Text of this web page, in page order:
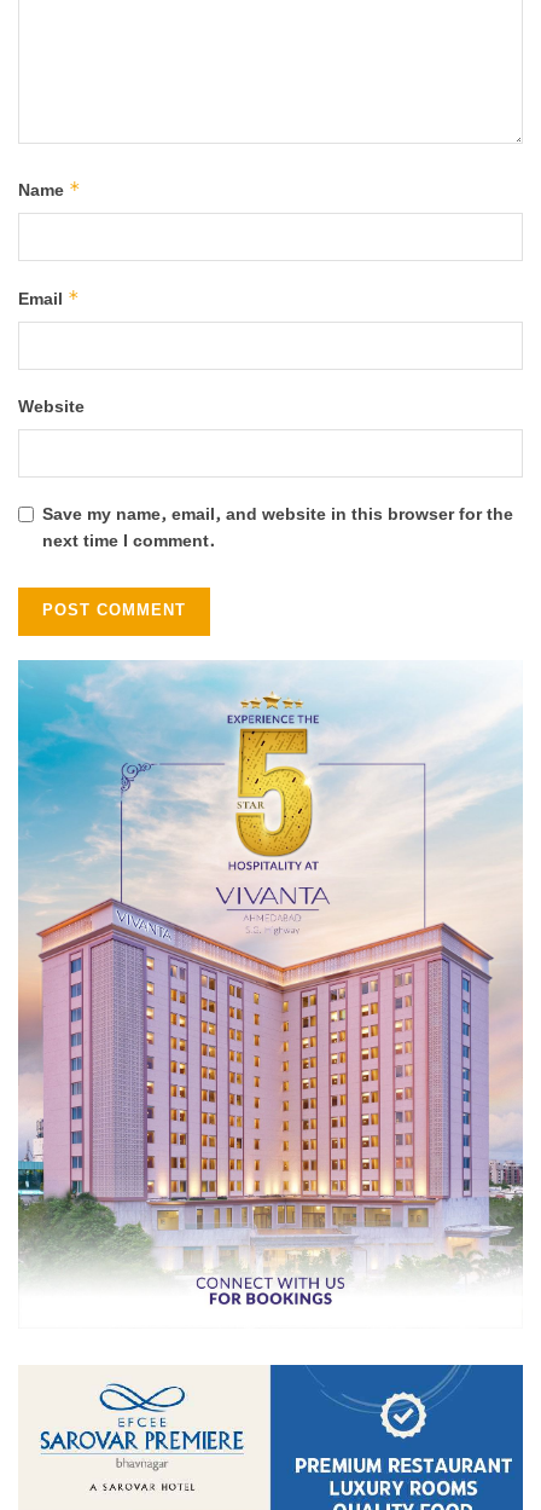
Name *
Email *
Website
Save my name, email, and website in this browser for the
next time I comment.